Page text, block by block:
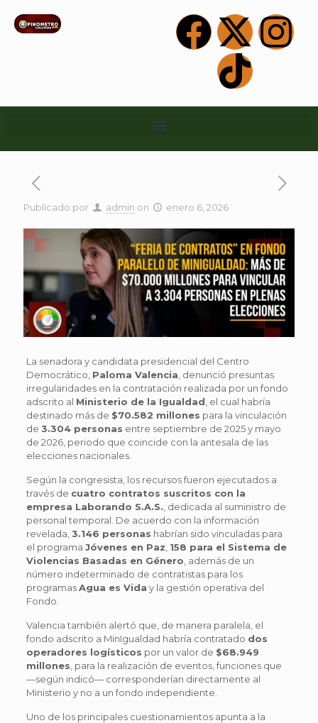
Publicado por admin on enero 6, 2026
La senadora y candidata presidencial del Centro
Democrático, Paloma Valencia , denunció presuntas
irregularidades en la contratación realizada por un fondo
adscrito al Ministerio de la Igualdad , el cual habría
destinado más de $70.582 millones para la vinculación
de 3.304 personas entre septiembre de 2025 y mayo
de 2026, periodo que coincide con la antesala de las
elecciones nacionales.
Según la congresista, los recursos fueron ejecutados a
través de cuatro contratos suscritos con la
empresa Laborando S.A.S. , dedicada al suministro de
personal temporal. De acuerdo con la información
revelada, 3.146 personas habrían sido vinculadas para
el programa Jóvenes en Paz 158 para el Sistema de
Violencias Basadas en Género , además de un
número indeterminado de contratistas para los
programasAgua es Vida y la gestión operativa del
Fondo.
Valencia también alertó que, de manera paralela, el
fondo adscrito a MinIgualdad habría contratado dos
operadores logísticos por un valor de $68.949
millones , para la realización de eventos, funciones que
—según indicó— corresponderían directamente al
Ministerio y no a un fondo independiente.
Uno de los principales cuestionamientos apunta a la